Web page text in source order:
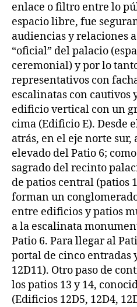
enlace o filtro entre lo
espacio libre, fue
audiencias y relaciones
“oficial” del palacio
ceremonial) y por lo
representativos con
escalinatas con
edificio vertical con un
cima (Edificio E). Desde
atrás, en el eje norte
elevado del Patio 6;
sagrado del recinto
de patios central (patios
forman un
entre edificios y patios
a la escalinata
Patio 6. Para llegar al
portal de cinco entradas
12D11). Otro paso de
los patios 13 y 14,
(Edificios 12D5, 12D4,